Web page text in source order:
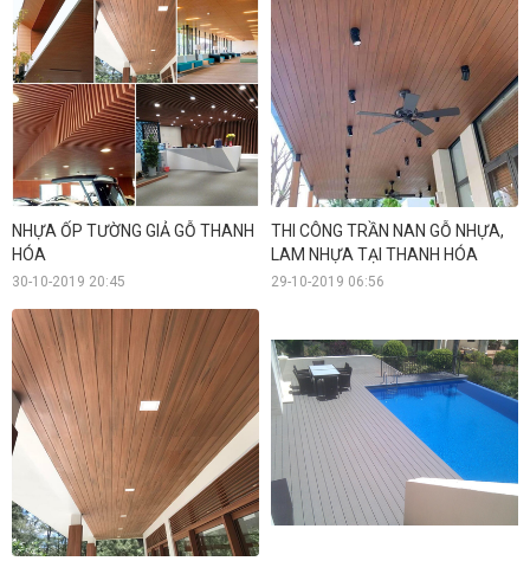
NHỰA ỐP TƯỜNG GIẢ GỖ THANH
HÓA
30-10-2019 20:45
THI CÔNG TRẦN NAN GỖ NHỰA,
LAM NHỰA TẠI THANH HÓA
29-10-2019 06:56